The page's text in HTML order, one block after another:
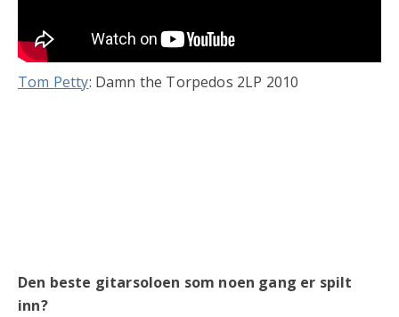
Tom Petty: Damn the Torpedos 2LP 2010
Den beste gitarsoloen som noen gang er spilt
inn?